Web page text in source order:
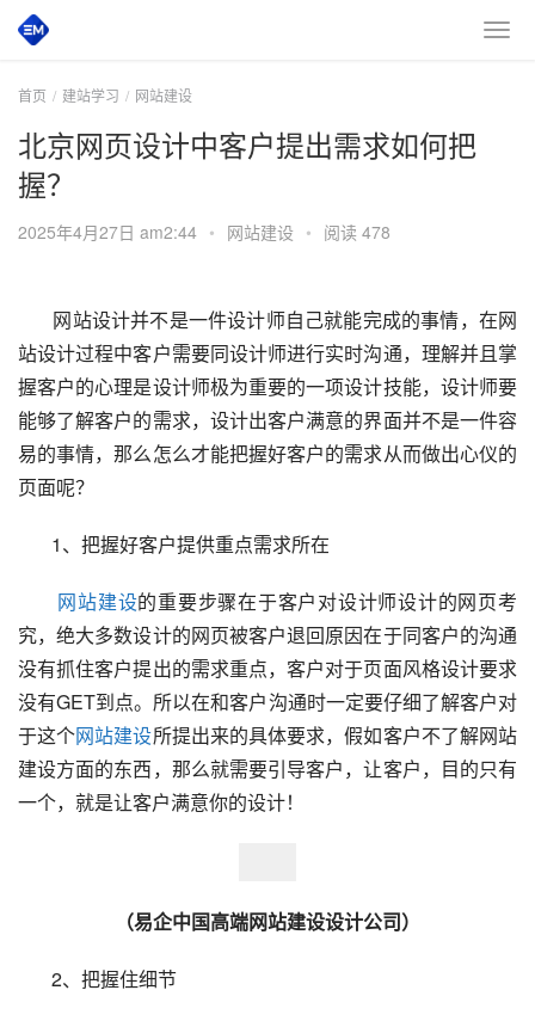
首页 建站学习 网站建设
北京网页设计中客户提出需求如何把
握？
2025年4月27日 am2:44 • 网站建设 • 阅读 478
网站设计并不是一件设计师自己就能完成的事情，在网
站设计过程中客户需要同设计师进行实时沟通，理解并且掌
握客户的心理是设计师极为重要的一项设计技能，设计师要
能够了解客户的需求，设计出客户满意的界面并不是一件容
易的事情，那么怎么才能把握好客户的需求从而做出心仪的
页面呢？
1、把握好客户提供重点需求所在
网站建设的重要步骤在于客户对设计师设计的网页考
究，绝大多数设计的网页被客户退回原因在于同客户的沟通
没有抓住客户提出的需求重点，客户对于页面风格设计要求
没有GET到点。所以在和客户沟通时一定要仔细了解客户对
于这个网站建设所提出来的具体要求，假如客户不了解网站
建设方面的东西，那么就需要引导客户，让客户，目的只有
一个，就是让客户满意你的设计！
（易企中国高端网站建设设计公司）
2、把握住细节